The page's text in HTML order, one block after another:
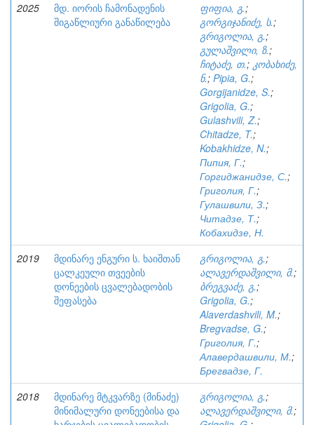
2025
მდ. იორის ჩამონადენის
შიგაწლიური განაწილება
ფიფია, გ.;
გორგიჯანიძე, ს.;
გრიგოლია, გ.;
გულაშვილი, ზ.;
ჩიტაძე, თ.; კობახიძე,
ნ.; Pipia, G.;
Gorgijanidze, S.;
Grigolia, G.;
Gulashvili, Z.;
Chitadze, T.;
Kobakhidze, N.;
Пипия, Г.;
Горгиджанидзе, С.;
Григолия, Г.;
Гулашвили, З.;
Читадзе, Т.;
Кобахидзе, Н.
2019
მდინარე ენგური ს. ხაიშთან
ცალკეული თვეების
დონეების ცვალებადობის
შეფასება
გრიგოლია, გ.;
ალავერდაშვილი, მ.;
ბრეგვაძე, გ.;
Grigolia, G.;
Alaverdashvili, M.;
Bregvadse, G.;
Григолия, Г.;
Алавердашвили, М.;
Брегвадзе, Г.
2018
მდინარე მტკვარზე (მინაძე)
მინიმალური დონეებისა და
გრიგოლია, გ.;
ალავერდაშვილი, მ.;